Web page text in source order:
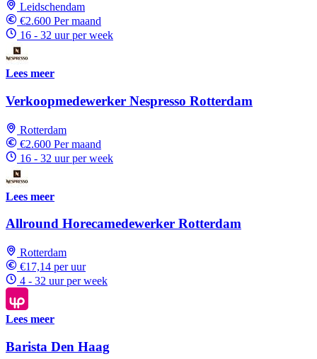
Leidschendam
€2.600 Per maand
16 - 32 uur per week
Lees meer
Verkoopmedewerker Nespresso Rotterdam
Rotterdam
€2.600 Per maand
16 - 32 uur per week
Lees meer
Allround Horecamedewerker Rotterdam
Rotterdam
€17,14 per uur
4 - 32 uur per week
Lees meer
Barista Den Haag